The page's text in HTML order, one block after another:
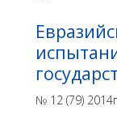
№ 12 (79)